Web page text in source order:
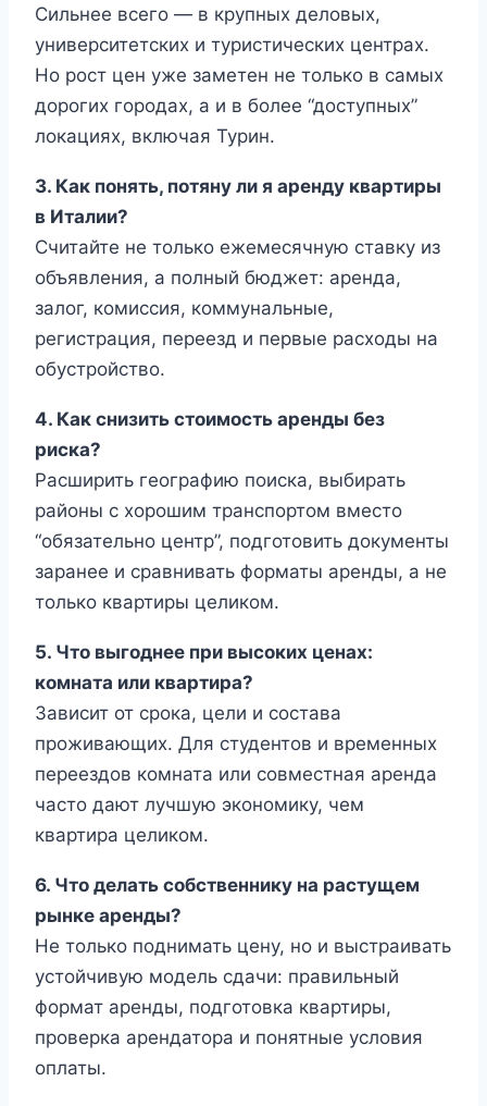
Сильнее всего — в крупных деловых,
университетских и туристических центрах.
Но рост цен уже заметен не только в самых
дорогих городах, а и в более “доступных”
локациях, включая Турин.
3. Как понять, потяну ли я аренду квартиры
в Италии?
Считайте не только ежемесячную ставку из
объявления, а полный бюджет: аренда,
залог, комиссия, коммунальные,
регистрация, переезд и первые расходы на
обустройство.
4. Как снизить стоимость аренды без
риска?
Расширить географию поиска, выбирать
районы с хорошим транспортом вместо
“обязательно центр”, подготовить документы
заранее и сравнивать форматы аренды, а не
только квартиры целиком.
5. Что выгоднее при высоких ценах:
комната или квартира?
Зависит от срока, цели и состава
проживающих. Для студентов и временных
переездов комната или совместная аренда
часто дают лучшую экономику, чем
квартира целиком.
6. Что делать собственнику на растущем
рынке аренды?
Не только поднимать цену, но и выстраивать
устойчивую модель сдачи: правильный
формат аренды, подготовка квартиры,
проверка арендатора и понятные условия
оплаты.